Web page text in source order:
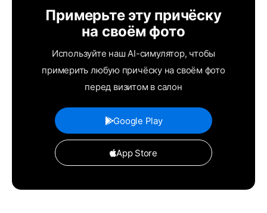
Примерьте эту причёску
на своём фото
Используйте наш AI-симулятор, чтобы
примерить любую причёску на своём фото
перед визитом в салон
Google Play
App Store